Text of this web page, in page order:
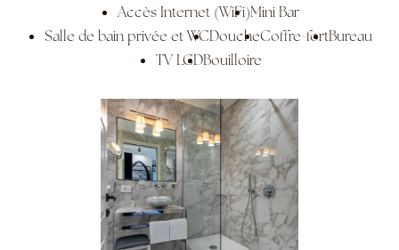
Accès Internet (WiFi)Mini Bar
Salle de bain privée et WCDoucheCoffre-fortBureau
TV LCDBouilloire